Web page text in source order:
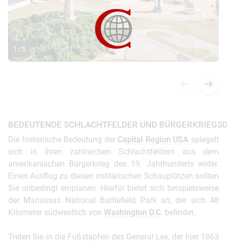
1 /5
BEDEUTENDE SCHLACHTFELDER UND
Die historische Bedeutung der Capital Region USA spiegelt
sich in ihren zahlreichen Schlachtfeldern aus dem
amerikanischen Bürgerkrieg des 19. Jahrhunderts wider.
Einen Ausflug zu diesen militärischen Schauplätzen sollten
Sie unbedingt einplanen. Hierfür bietet sich beispielsweise
der Manassas National Battlefield Park an, der sich 48
Kilometer südwestlich von Washington D.C. befindet.
Treten Sie in die Fußstapfen des General Lee, der hier 1863